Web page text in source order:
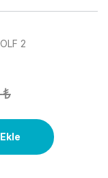
2
₺
GOLF 2 quantity